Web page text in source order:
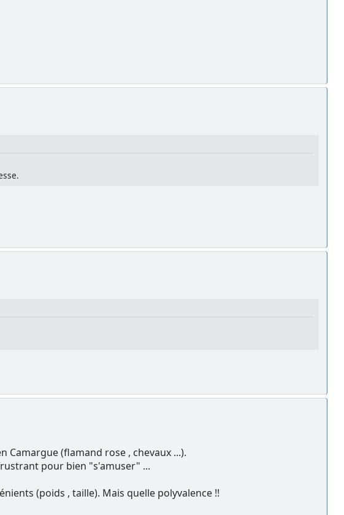
(flamand rose , chevaux ...).
pour bien "s'amuser" ...
(poids , taille). Mais quelle polyvalence !!